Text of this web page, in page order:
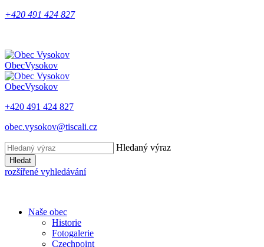
+420 491 424 827
ObecVysokov
ObecVysokov
+420 491 424 827
obec.vysokov@tiscali.cz
Hledaný výraz
Hledat
rozšířené vyhledávání
Naše obec
Historie
Fotogalerie
Czechpoint